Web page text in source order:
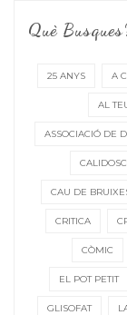
Què
25 ANYS A
AL
ASSOCIACIÓ DE
CAU DE
CRITICA
CÒMIC
EL POT PETIT
GLISOFAT